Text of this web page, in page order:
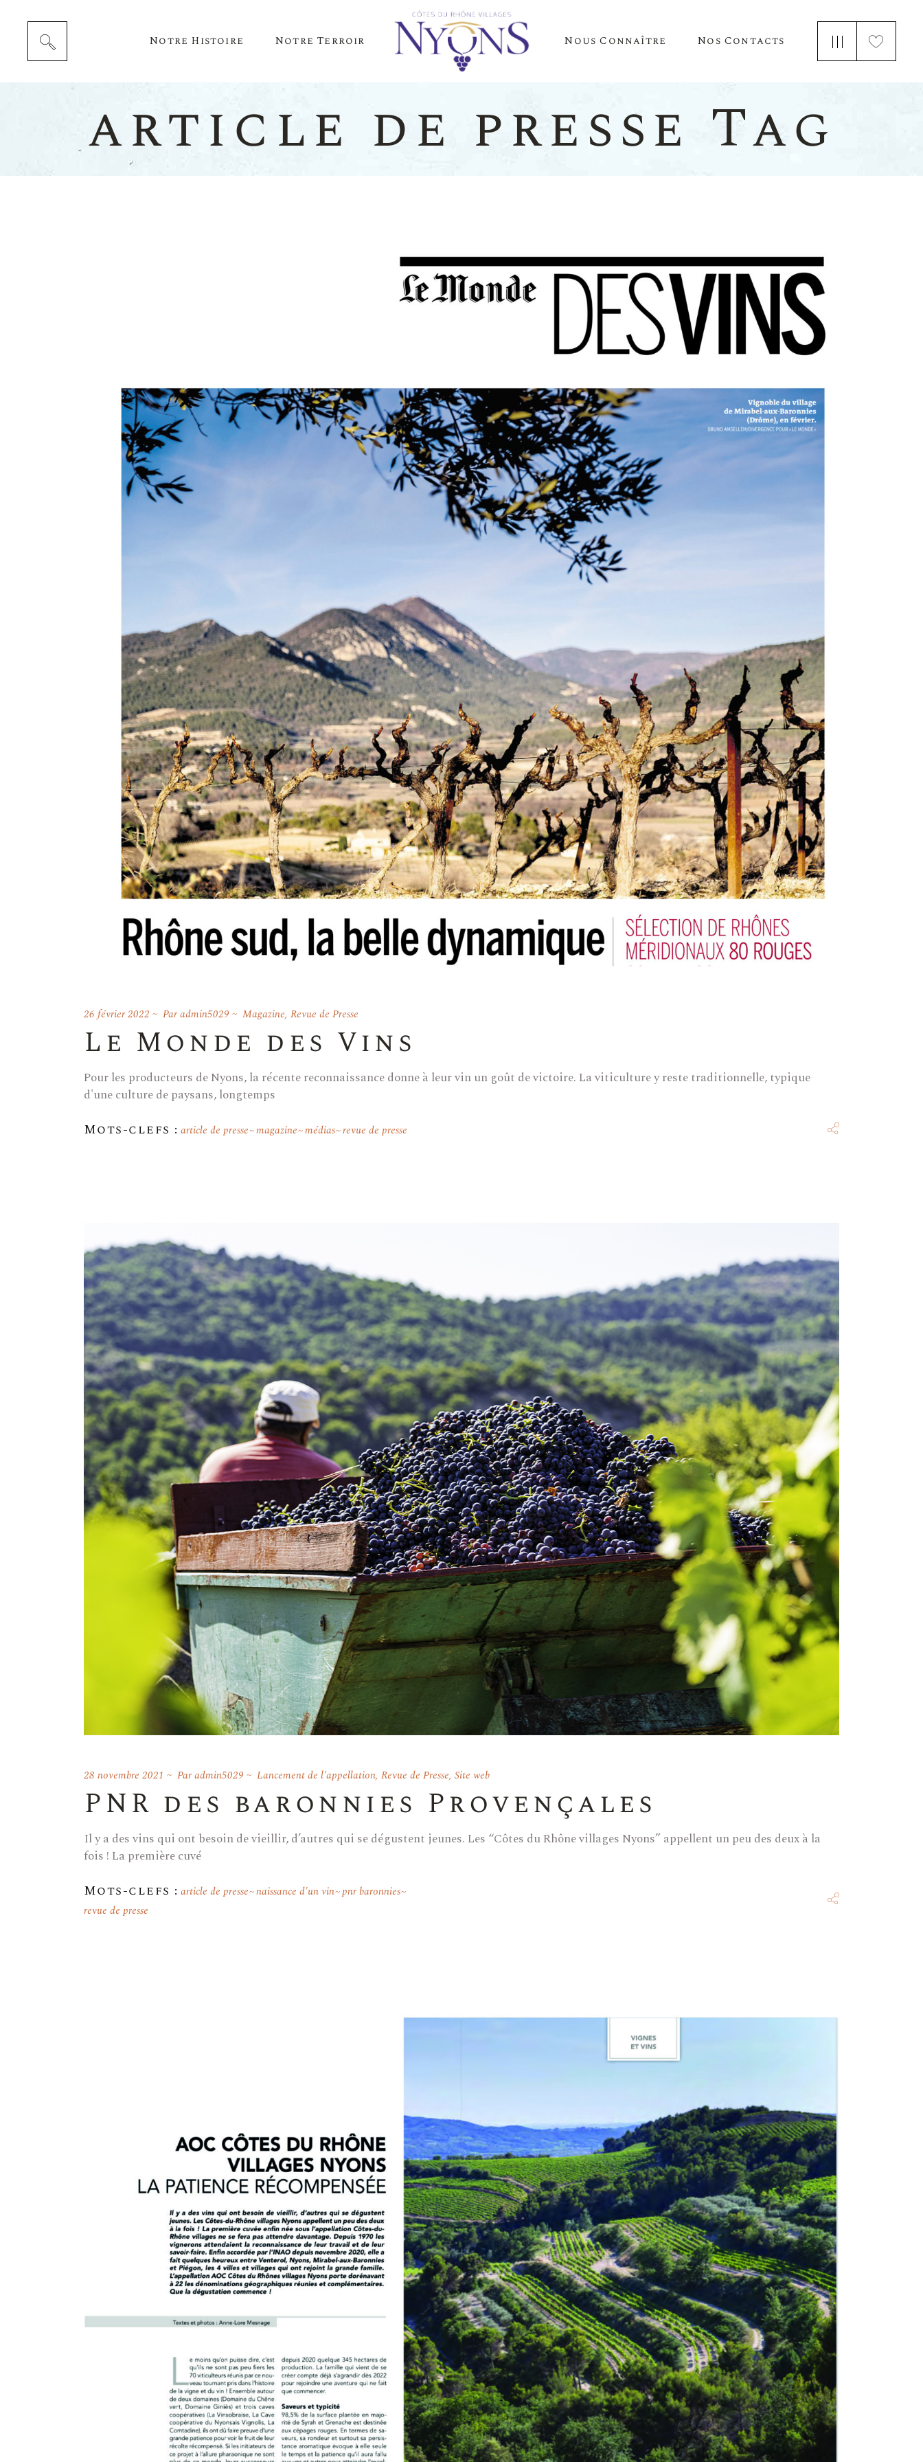
Notre Histoire Notre Terroir
Cépages Et Saveurs
Nous Connaître
La Presse Parle De Nous
Nos Contacts
Cépages Et Saveurs
La Presse Parle De Nous
article de presse Tag
26 février 2022 Paradmin5029 Magazine, Revue de Presse
Le Monde des Vins
Pour les producteurs de Nyons, la récente reconnaissance donne à leur vin un goût de victoire. La viticulture y reste traditionnelle, typique
d'une culture de paysans, longtemps
Mots-clefs : article de presse magazine médias revue de presse
28 novembre 2021 Paradmin5029 Lancement de l'appellation, Revue de Presse, Site web
PNR des baronnies Provençales
Il y a des vins qui ont besoin de vieillir, d’autres qui se dégustent jeunes. Les “Côtes du Rhône villages Nyons” appellent un peu des deux à la
fois ! La première cuvé
Mots-clefs : article de presse naissance d'un vin pnr baronnies
revue de presse